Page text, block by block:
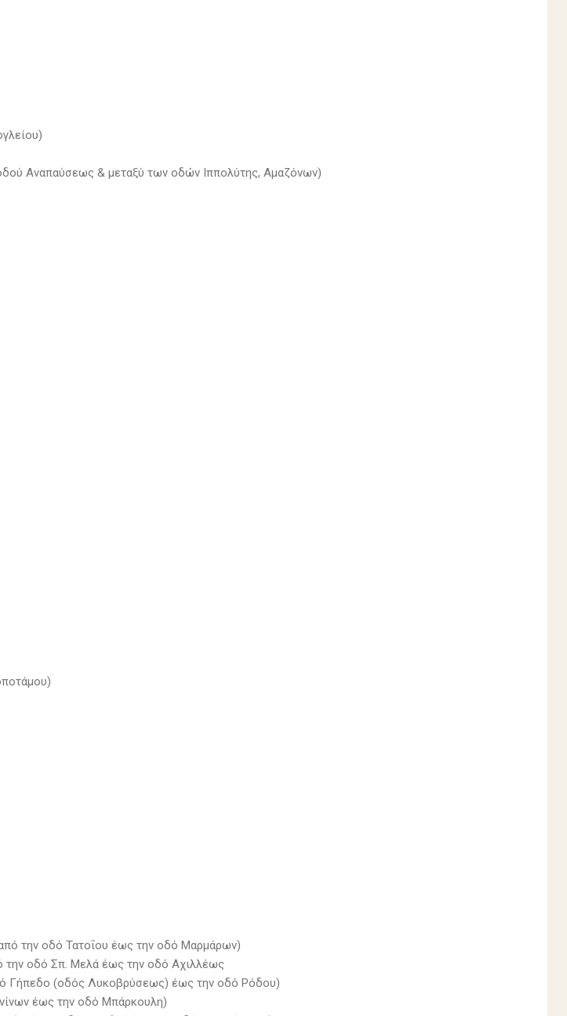
Αναπαύσεως & μεταξύ των οδών Ιππολύτης, Αμαζόνων)
την οδό Τατοΐου έως την οδό Μαρμάρων)
την οδό Σπ. Μελά έως την οδό Αχιλλέως
Γήπεδο (οδός Λυκοβρύσεως) έως την οδό Ρόδου)
έως την οδό Μπάρκουλη)